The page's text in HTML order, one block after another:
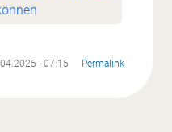
- 07:15 Permalink